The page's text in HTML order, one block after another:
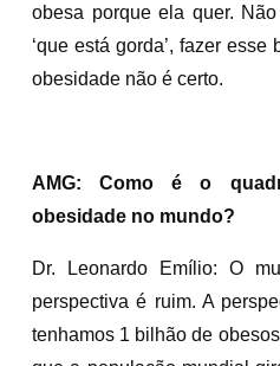
obesa porque ela quer.
‘que está gorda’, fazer
obesidade não é certo.
AMG: Como é o
obesidade no mundo?
Dr. Leonardo Emílio: O
perspectiva é ruim. A
tenhamos 1 bilhão de